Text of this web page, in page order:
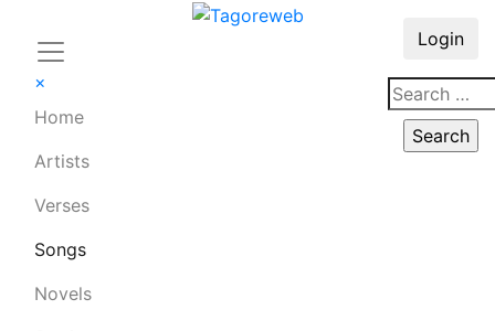
×
Home
Artists
Verses
Songs
Novels
Login